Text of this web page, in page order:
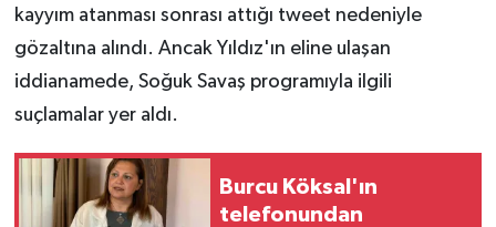
kayyım atanması sonrası attığı tweet nedeniyle
gözaltına alındı. Ancak Yıldız'ın eline ulaşan
iddianamede, Soğuk Savaş programıyla ilgili
suçlamalar yer aldı.
Burcu Köksal'ın
telefonundan